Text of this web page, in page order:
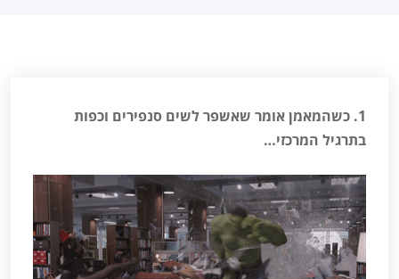
1. כשהמאמן אומר שאשפר לשים סנפירים וכפות
בתרגיל המרכזי…